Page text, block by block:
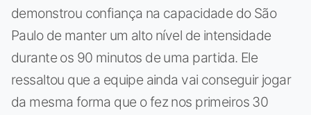
demonstrou confiança na capacidade do São
Paulo de manter um alto nível de intensidade
durante os 90 minutos de uma partida. Ele
ressaltou que a equipe ainda vai conseguir jogar
da mesma forma que o fez nos primeiros 30